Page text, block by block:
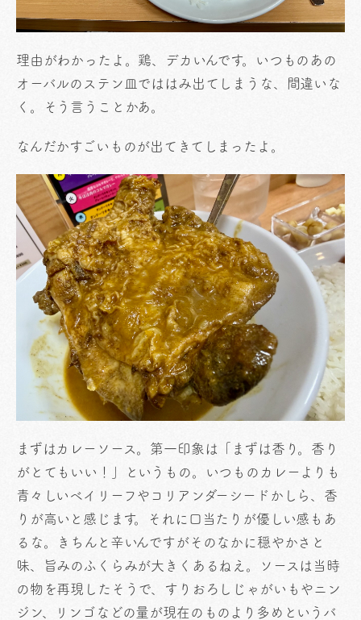
理由がわかったよ。鶏、デカいんです。いつものあの
オーバルのステン皿でははみ出てしまうな、間違いな
く。そう言うことかあ。
なんだかすごいものが出てきてしまったよ。
まずはカレーソース。第一印象は「まずは香り。香り
がとてもいい！」というもの。いつものカレーよりも
青々しいベイリーフやコリアンダーシードかしら、香
りが高いと感じます。それに口当たりが優しい感もあ
るな。きちんと辛いんですがそのなかに穏やかさと
味、旨みのふくらみが大きくあるねえ。ソースは当時
の物を再現したそうで、すりおろしじゃがいもやニン
ジン、リンゴなどの量が現在のものより多めというバ